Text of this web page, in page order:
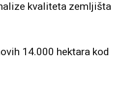
kvaliteta zemljišta
14.000 hektara kod